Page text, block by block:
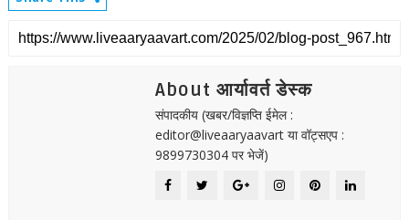
About आर्यावर्त डेस्क
संपादकीय (खबर/विज्ञप्ति ईमेल :
editor@liveaaryaavart या वॉट्सएप :
9899730304 पर भेजें)